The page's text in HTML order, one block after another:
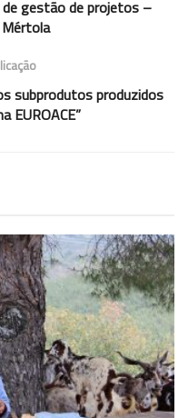
gestão de projetos –
subprodutos produzidos
EUROACE”